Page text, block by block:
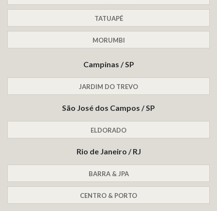
TATUAPÉ
MORUMBI
Campinas / SP
JARDIM DO TREVO
São José dos Campos / SP
ELDORADO
Rio de Janeiro / RJ
BARRA & JPA
CENTRO & PORTO